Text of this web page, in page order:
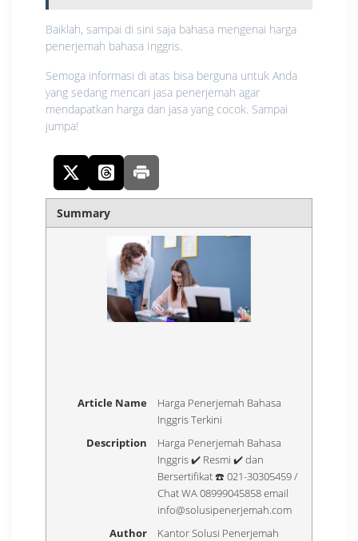
Baiklah, sampai di sini saja bahasa mengenai harga
penerjemah bahasa Inggris.
Semoga informasi di atas bisa berguna untuk Anda
yang sedang mencari jasa penerjemah agar
mendapatkan harga dan jasa yang cocok. Sampai
jumpa!
Summary
Article Name
Harga Penerjemah Bahasa
Inggris Terkini
Description
Harga Penerjemah Bahasa
Inggris ✔️ Resmi ✔️ dan
Bersertifikat ☎️ 021-30305459 /
Chat WA 08999045858 email
info@solusipenerjemah.com
Author
Kantor Solusi Penerjemah